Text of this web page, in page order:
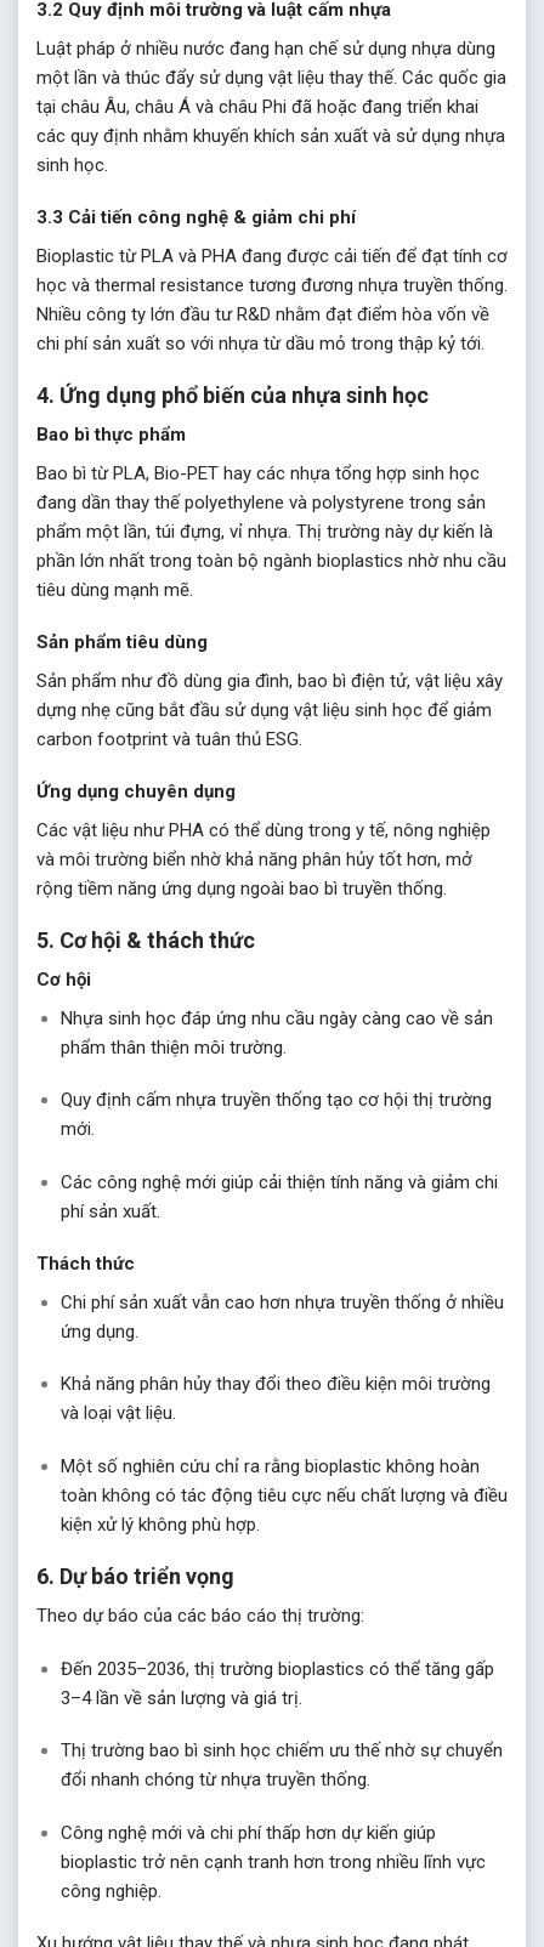
3.2 Quy định môi trường và luật cấm nhựa
Luật pháp ở nhiều nước đang hạn chế sử dụng nhựa dùng
một lần và thúc đẩy sử dụng vật liệu thay thế. Các quốc gia
tại châu Âu, châu Á và châu Phi đã hoặc đang triển khai
các quy định nhằm khuyến khích sản xuất và sử dụng nhựa
sinh học.
3.3 Cải tiến công nghệ & giảm chi phí
Bioplastic từ PLA và PHA đang được cải tiến để đạt tính cơ
học và thermal resistance tương đương nhựa truyền thống.
Nhiều công ty lớn đầu tư R&D nhằm đạt điểm hòa vốn về
chi phí sản xuất so với nhựa từ dầu mỏ trong thập kỷ tới.
4. Ứng dụng phổ biến của nhựa sinh học
Bao bì thực phẩm
Bao bì từ PLA, Bio-PET hay các nhựa tổng hợp sinh học
đang dần thay thế polyethylene và polystyrene trong sản
phẩm một lần, túi đựng, vỉ nhựa. Thị trường này dự kiến là
phần lớn nhất trong toàn bộ ngành bioplastics nhờ nhu cầu
tiêu dùng mạnh mẽ.
Sản phẩm tiêu dùng
Sản phẩm như đồ dùng gia đình, bao bì điện tử, vật liệu xây
dựng nhẹ cũng bắt đầu sử dụng vật liệu sinh học để giảm
carbon footprint và tuân thủ ESG.
Ứng dụng chuyên dụng
Các vật liệu như PHA có thể dùng trong y tế, nông nghiệp
và môi trường biển nhờ khả năng phân hủy tốt hơn, mở
rộng tiềm năng ứng dụng ngoài bao bì truyền thống.
5. Cơ hội & thách thức
Cơ hội
Nhựa sinh học đáp ứng nhu cầu ngày càng cao về sản
phẩm thân thiện môi trường.
Quy định cấm nhựa truyền thống tạo cơ hội thị trường
mới.
Các công nghệ mới giúp cải thiện tính năng và giảm chi
phí sản xuất.
Thách thức
Chi phí sản xuất vẫn cao hơn nhựa truyền thống ở nhiều
ứng dụng.
Khả năng phân hủy thay đổi theo điều kiện môi trường
và loại vật liệu.
Một số nghiên cứu chỉ ra rằng bioplastic không hoàn
toàn không có tác động tiêu cực nếu chất lượng và điều
kiện xử lý không phù hợp.
6. Dự báo triển vọng
Theo dự báo của các báo cáo thị trường:
Đến 2035–2036, thị trường bioplastics có thể tăng gấp
3–4 lần về sản lượng và giá trị.
Thị trường bao bì sinh học chiếm ưu thế nhờ sự chuyển
đổi nhanh chóng từ nhựa truyền thống.
Công nghệ mới và chi phí thấp hơn dự kiến giúp
bioplastic trở nên cạnh tranh hơn trong nhiều lĩnh vực
công nghiệp.